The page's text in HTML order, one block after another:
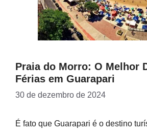
Praia do Morro: O Melhor
Férias em Guarapari
30 de dezembro de 2024
É fato que Guarapari é o destino